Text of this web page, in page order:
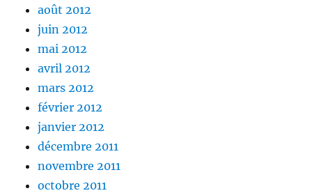
août 2012
juin 2012
mai 2012
avril 2012
mars 2012
février 2012
janvier 2012
décembre 2011
novembre 2011
octobre 2011